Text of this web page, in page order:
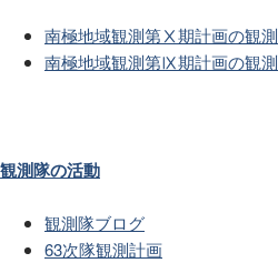
南極地域観測第Ⅹ期計画の観測
南極地域観測第Ⅸ期計画の観測
観測隊の活動
観測隊ブログ
63次隊観測計画